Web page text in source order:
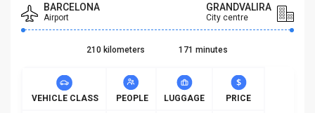
BARCELONA
Airport
GRANDVALIRA
City centre
210 kilometers 171 minutes
VEHICLE CLASS PEOPLE LUGGAGE PRICE